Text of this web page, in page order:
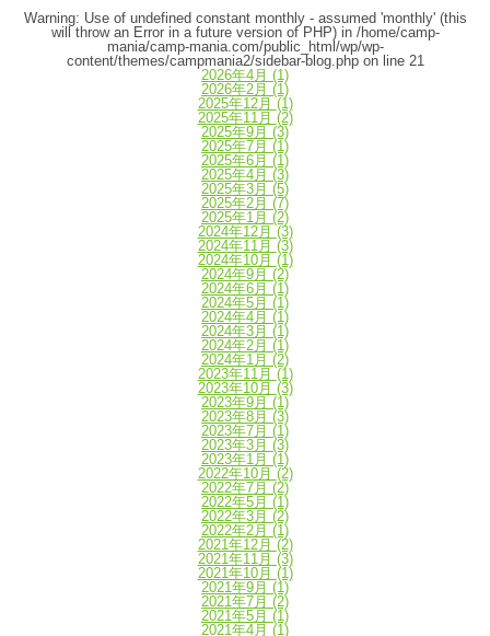
Warning: Use of undefined constant monthly - assumed 'monthly' (this
will throw an Error in a future version of PHP) in /home/camp-
mania/camp-mania.com/public_html/wp/wp-
content/themes/campmania2/sidebar-blog.phpon line 21
2026年4月 (1)
2026年2月 (1)
2025年12月 (1)
2025年11月 (2)
2025年9月 (3)
2025年7月 (1)
2025年6月 (1)
2025年4月 (3)
2025年3月 (5)
2025年2月 (7)
2025年1月 (2)
2024年12月 (3)
2024年11月 (3)
2024年10月 (1)
2024年9月 (2)
2024年6月 (1)
2024年5月 (1)
2024年4月 (1)
2024年3月 (1)
2024年2月 (1)
2024年1月 (2)
2023年11月 (1)
2023年10月 (3)
2023年9月 (1)
2023年8月 (3)
2023年7月 (1)
2023年3月 (3)
2023年1月 (1)
2022年10月 (2)
2022年7月 (2)
2022年5月 (1)
2022年3月 (2)
2022年2月 (1)
2021年12月 (2)
2021年11月 (3)
2021年10月 (1)
2021年9月 (1)
2021年7月 (2)
2021年5月 (1)
2021年4月 (1)